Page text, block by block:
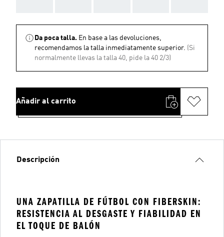
Da poca talla. En base a las devoluciones,
recomendamos la talla inmediatamente superior. (Si
normalmente llevas la talla 40, pide la 40 2/3)
Añadir al carrito
Descripción
UNA ZAPATILLA DE FÚTBOL CON FIBERSKIN:
RESISTENCIA AL DESGASTE Y FIABILIDAD EN
EL TOQUE DE BALÓN